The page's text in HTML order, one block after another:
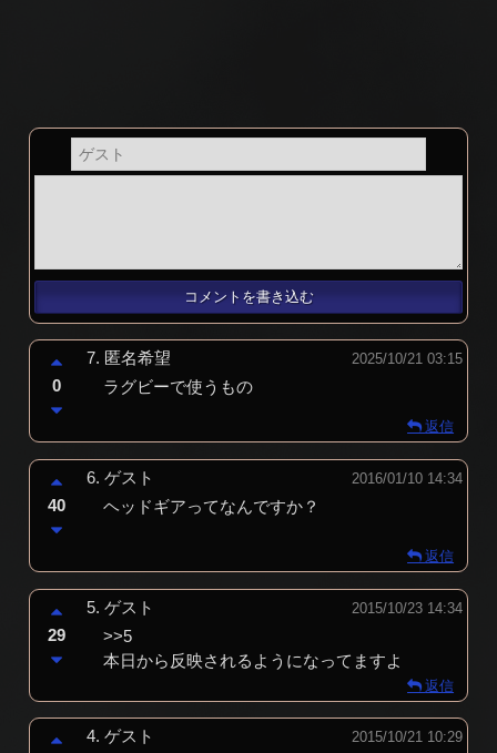
7. 匿名希望 2025/10/21 03:15
ラグビーで使うもの
0
返信
6.ゲスト 2016/01/10 14:34
ヘッドギアってなんですか？
40
返信
5.ゲスト 2015/10/23 14:34
>>5
本日から反映されるようになってますよ
29
返信
4.ゲスト 2015/10/21 10:29